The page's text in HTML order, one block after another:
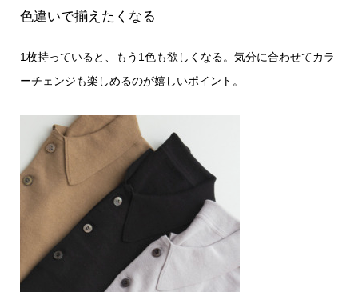
色違いで揃えたくなる
1枚持っていると、もう1色も欲しくなる。気分に合わせてカラ
ーチェンジも楽しめるのが嬉しいポイント。